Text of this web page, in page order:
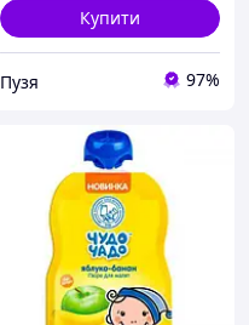
Купити
Пузя 97%